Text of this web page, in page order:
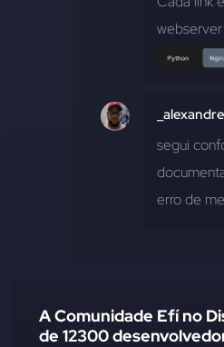
webserver
segui
erro de
A Comunidade Efí no
de 12300